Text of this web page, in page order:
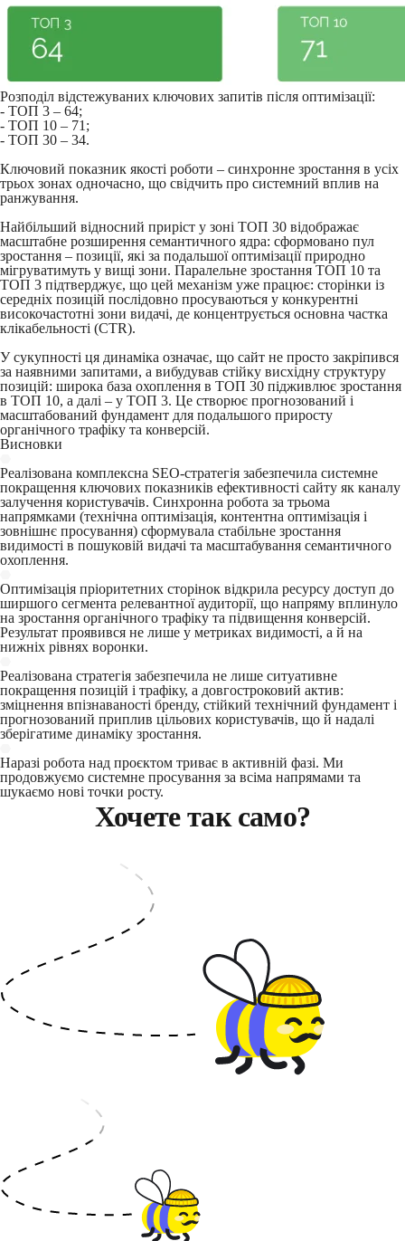
Розподіл відстежуваних ключових запитів після оптимізації:
- ТОП 3 – 64;
- ТОП 10 – 71;
- ТОП 30 – 34.
Ключовий показник якості роботи – синхронне зростання в усіх
трьох зонах одночасно, що свідчить про системний вплив на
ранжування.
Найбільший відносний приріст у зоні ТОП 30 відображає
масштабне розширення семантичного ядра: сформовано пул
зростання – позиції, які за подальшої оптимізації природно
мігруватимуть у вищі зони. Паралельне зростання ТОП 10 та
ТОП 3 підтверджує, що цей механізм уже працює: сторінки із
середніх позицій послідовно просуваються у конкурентні
високочастотні зони видачі, де концентрується основна частка
клікабельності (CTR).
У сукупності ця динаміка означає, що сайт не просто закріпився
за наявними запитами, а вибудував стійку висхідну структуру
позицій: широка база охоплення в ТОП 30 підживлює зростання
в ТОП 10, а далі – у ТОП 3. Це створює прогнозований і
масштабований фундамент для подальшого приросту
органічного трафіку та конверсій.
Висновки
Реалізована комплексна SEO-стратегія забезпечила системне
покращення ключових показників ефективності сайту як каналу
залучення користувачів. Синхронна робота за трьома
напрямками (технічна оптимізація, контентна оптимізація і
зовнішнє просування) сформувала стабільне зростання
видимості в пошуковій видачі та масштабування семантичного
охоплення.
Оптимізація пріоритетних сторінок відкрила ресурсу доступ до
ширшого сегмента релевантної аудиторії, що напряму вплинуло
на зростання органічного трафіку та підвищення конверсій.
Результат проявився не лише у метриках видимості, а й на
нижніх рівнях воронки.
Реалізована стратегія забезпечила не лише ситуативне
покращення позицій і трафіку, а довгостроковий актив:
зміцнення впізнаваності бренду, стійкий технічний фундамент і
прогнозований приплив цільових користувачів, що й надалі
зберігатиме динаміку зростання.
Наразі робота над проєктом триває в активній фазі. Ми
продовжуємо системне просування за всіма напрямами та
шукаємо нові точки росту.
Хочете так само?